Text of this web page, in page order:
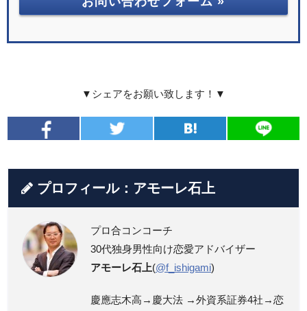
▼シェアをお願い致します！▼
プロフィール：アモーレ石上
プロ合コンコーチ
30代独身男性向け恋愛アドバイザー
アモーレ石上(@f_ishigami)
慶應志木高→慶大法 →外資系証券4社→恋